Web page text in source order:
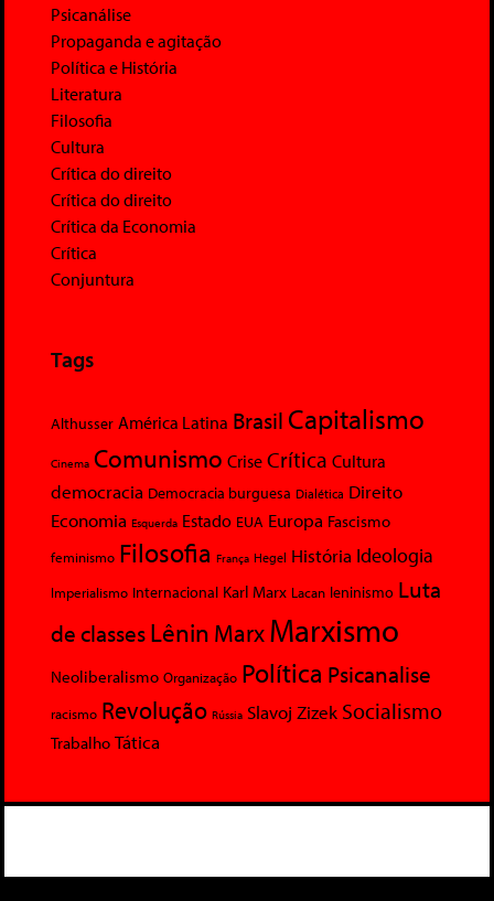
Psicanálise
Propaganda e agitação
Política e História
Literatura
Filosofia
Cultura
Crítica do direito
Crítica do direito
Crítica da Economia
Crítica
Conjuntura
Tags
Althusser América Latina Brasil Capitalismo
Cinema Comunismo Crise Crítica Cultura
democracia Democracia burguesa Dialética Direito
Economia Esquerda Estado EUA Europa Fascismo
feminismo Filosofia França Hegel História Ideologia
Imperialismo Internacional Karl Marx Lacan leninismo Luta
de classesLênin MarxMarxismo
Neoliberalismo Organização Política Psicanalise
racismo Revolução Rússia Slavoj Zizek Socialismo
Trabalho Tática